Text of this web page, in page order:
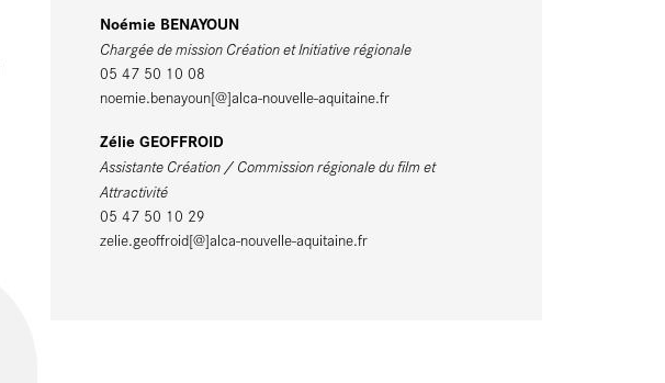
Noémie BENAYOUN
Chargée de mission Création et Initiative régionale
05 47 50 10 08
noemie.benayoun[@]alca-nouvelle-aquitaine.fr
Zélie GEOFFROID
Assistante Création / Commission régionale du film et
Attractivité
05 47 50 10 29
zelie.geoffroid[@]alca-nouvelle-aquitaine.fr